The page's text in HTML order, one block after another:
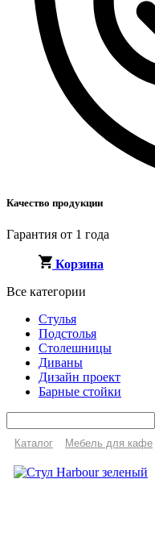
Качество продукции
Гарантия от 1 года
Корзина
Все категории
Стулья
Подстолья
Столешницы
Диваны
Дизайн проект
Барные стойки
Каталог Мебель для кафе